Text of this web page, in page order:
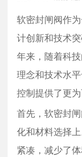
软密封闸阀作
计创新和技术
年来，随着科
理念和技术水
控制提供了更
首先，软密封
化和材料选择
紧凑，减少了